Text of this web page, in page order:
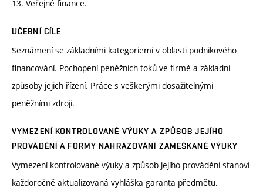
13. Veřejné finance.
UČEBNÍ CÍLE
Seznámení se základními kategoriemi v oblasti podnikového
financování. Pochopení peněžních toků ve firmě a základní
způsoby jejich řízení. Práce s veškerými dosažitelnými
peněžními zdroji.
VYMEZENÍ KONTROLOVANÉ VÝUKY A ZPŮSOB JEJÍHO
PROVÁDĚNÍ A FORMY NAHRAZOVÁNÍ ZAMEŠKANÉ VÝUKY
Vymezení kontrolované výuky a způsob jejího provádění stanoví
každoročně aktualizovaná vyhláška garanta předmětu.